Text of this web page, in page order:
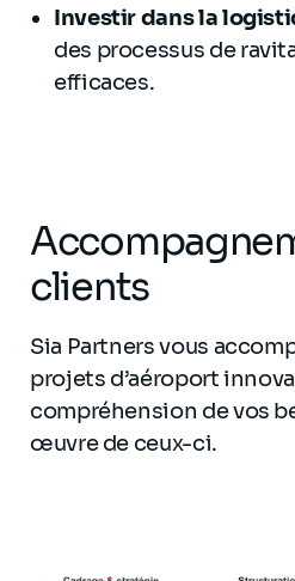
Investir dans la
des processus de
efficaces.
clients
Sia Partners vous
projets d’aéroport
compréhension de vos
œuvre de ceux-ci.